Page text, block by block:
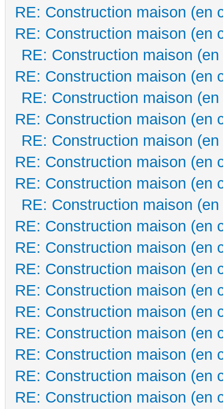
RE: Construction maison (en
RE: Construction maison (en
RE: Construction maison
RE: Construction maison (en
RE: Construction maison
RE: Construction maison (en
RE: Construction maison
RE: Construction maison (en
RE: Construction maison (en
RE: Construction maison
RE: Construction maison (en
RE: Construction maison (en
RE: Construction maison (en
RE: Construction maison (en
RE: Construction maison (en
RE: Construction maison (en
RE: Construction maison (en
RE: Construction maison (en
RE: Construction maison (en